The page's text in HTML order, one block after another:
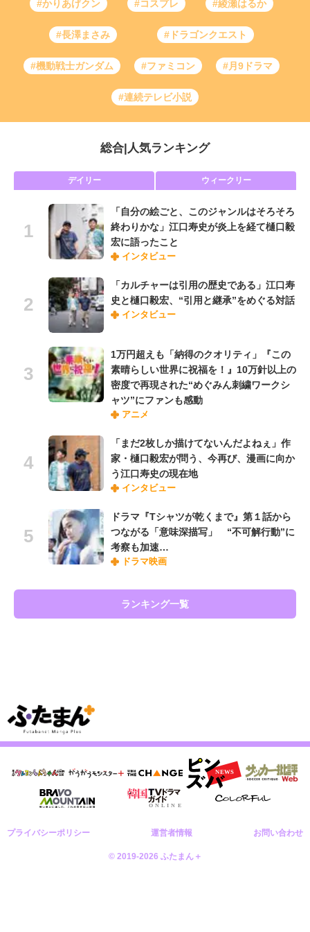
#かりあげクン #コスプレ #綾瀬はるか
#長澤まさみ #ドラゴンクエスト
#機動戦士ガンダム #ファミコン #月9ドラマ
#連続テレビ小説
総合 人気ランキング
デイリー ウィークリー
「自分の絵ごと、このジャンルはそろそろ
終わりかな」江口寿史が炎上を経て樋口毅
宏に語ったこと
インタビュー
「カルチャーは引用の歴史である」江口寿
史と樋口毅宏、“引用と継承”をめぐる対話
インタビュー
1万円超えも「納得のクオリティ」『この
素晴らしい世界に祝福を！』10万針以上の
密度で再現された“めぐみん刺繍ワークシ
ャツ”にファンも感動
アニメ
「まだ2枚しか描けてないんだよねぇ」作
家・樋口毅宏が問う、今再び、漫画に向か
う江口寿史の現在地
インタビュー
ドラマ『Tシャツが乾くまで』第１話から
つながる「意味深描写」 “不可解行動”に
考察も加速…
ドラマ映画
ランキング一覧
プライバシーポリシー 運営者情報 お問い合わせ
© 2019-2026 ふたまん＋